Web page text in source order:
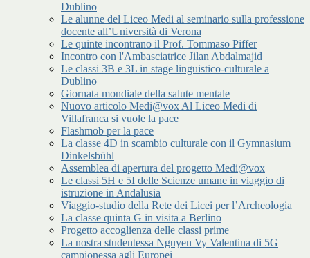
Dublino
Le alunne del Liceo Medi al seminario sulla professione
docente all’Università di Verona
Le quinte incontrano il Prof. Tommaso Piffer
Incontro con l'Ambasciatrice Jilan Abdalmajid
Le classi 3B e 3L in stage linguistico-culturale a
Dublino
Giornata mondiale della salute mentale
Nuovo articolo Medi@vox Al Liceo Medi di
Villafranca si vuole la pace
Flashmob per la pace
La classe 4D in scambio culturale con il Gymnasium
Dinkelsbühl
Assemblea di apertura del progetto Medi@vox
Le classi 5H e 5I delle Scienze umane in viaggio di
istruzione in Andalusia
Viaggio-studio della Rete dei Licei per l’Archeologia
La classe quinta G in visita a Berlino
Progetto accoglienza delle classi prime
La nostra studentessa Nguyen Vy Valentina di 5G
campionessa agli Europei